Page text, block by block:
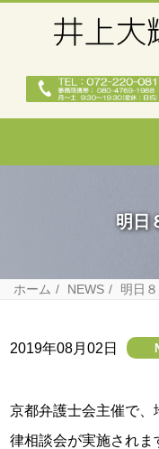
明日
ホーム NEWS 明日
2019年08月02日
京都弁護士会主催で
律相談会が実施されま